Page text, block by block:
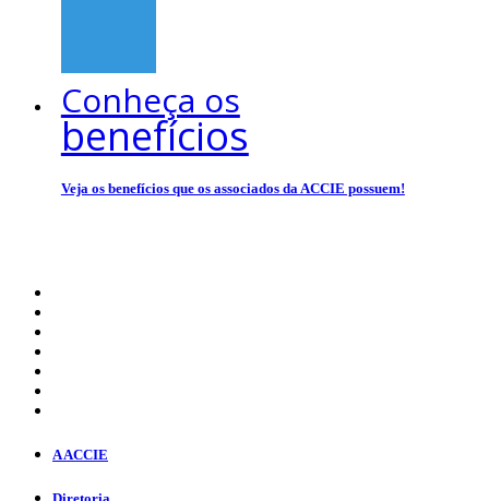
Conheça os
benefícios
Veja os benefícios que os associados da ACCIE possuem!
A ACCIE